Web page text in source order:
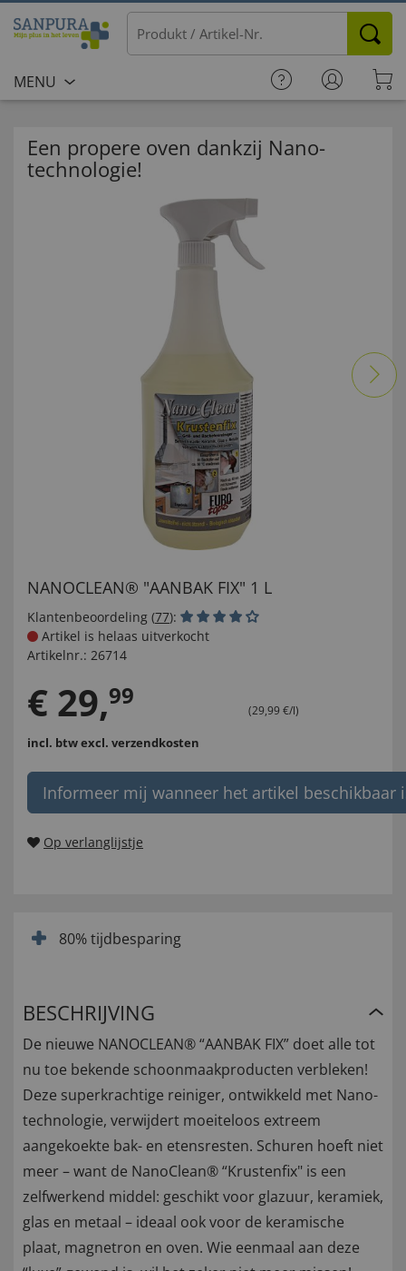
MENU
Een propere oven dankzij Nano-
technologie!
NANOCLEAN® "AANBAK FIX" 1 L
Klantenbeoordeling (77):
Artikel is helaas uitverkocht
Artikelnr.: 26714
€ 29,99
(29,99 €/l)
incl. btwexcl. verzendkosten
Informeer mij wanneer het artikel beschikbaar
Op verlanglijstje
80% tijdbesparing
BESCHRIJVING
De nieuwe NANOCLEAN® “AANBAK FIX” doet alle tot
nu toe bekende schoonmaakproducten verbleken!
Deze superkrachtige reiniger, ontwikkeld met Nano-
technologie, verwijdert moeiteloos extreem
aangekoekte bak- en etensresten. Schuren hoeft niet
meer – want de NanoClean® “Krustenfix" is een
zelfwerkend middel: geschikt voor glazuur, keramiek,
glas en metaal – ideaal ook voor de keramische
plaat, magnetron en oven. Wie eenmaal aan deze